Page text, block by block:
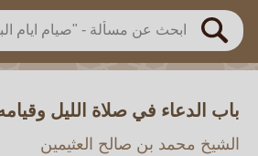
بحث
اللجنة الدائمة
باب الدعاء في صلاة الليل
الشيخ محمد بن صالح العثيمين